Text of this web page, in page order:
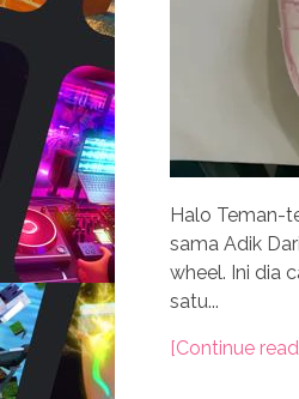
Halo Teman-
sama Adik
wheel. Ini dia
satu...
[Continue